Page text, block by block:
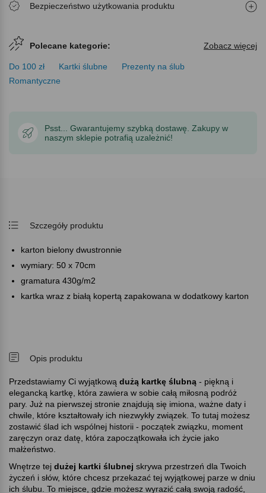
Bezpieczeństwo użytkowania produktu
Polecane kategorie: Zobacz więcej
Do 100 zł Kartki ślubne
Prezenty na ślub
Romantyczne
Psst... Gwarantujemy szybką dostawę. Zakupy w
naszym sklepie potrafią uzależnić!
Szczegóły produktu
karton bielony dwustronnie
wymiary: 50 x 70cm
gramatura 430g/m2
kartka wraz z białą kopertą zapakowana w dodatkowy karton
Opis produktu
Przedstawiamy Ci wyjątkową dużą kartkę ślubną - piękną i
elegancką kartkę, która zawiera w sobie całą miłosną podróż
pary. Już na pierwszej stronie znajdują się imiona, ważne daty i
chwile, które kształtowały ich niezwykły związek. To tutaj możesz
zostawić ślad ich wspólnej historii - początek związku, moment
zaręczyn oraz datę, która zapoczątkowała ich życie jako
małżeństwo.
Wnętrze tej dużej kartki ślubnej skrywa przestrzeń dla Twoich
życzeń i słów, które chcesz przekazać tej wyjątkowej parze w dniu
ich ślubu. To miejsce, gdzie możesz wyrazić całą swoją radość,